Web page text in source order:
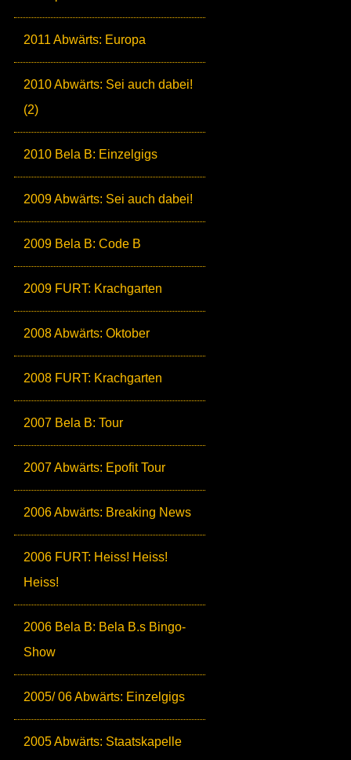
2011 Abwärts: Europa
2010 Abwärts: Sei auch dabei!
(2)
2010 Bela B: Einzelgigs
2009 Abwärts: Sei auch dabei!
2009 Bela B: Code B
2009 FURT: Krachgarten
2008 Abwärts: Oktober
2008 FURT: Krachgarten
2007 Bela B: Tour
2007 Abwärts: Epofit Tour
2006 Abwärts: Breaking News
2006 FURT: Heiss! Heiss!
Heiss!
2006 Bela B: Bela B.s Bingo-
Show
2005/ 06 Abwärts: Einzelgigs
2005 Abwärts: Staatskapelle